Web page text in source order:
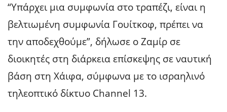
“Υπάρχει μια συμφωνία στο τραπέζι, είναι η
βελτιωμένη συμφωνία Γουίτκοφ, πρέπει να
την αποδεχθούμε”, δήλωσε ο Ζαμίρ σε
διοικητές στη διάρκεια επίσκεψης σε ναυτική
βάση στη Χάιφα, σύμφωνα με το ισραηλινό
τηλεοπτικό δίκτυο Channel 13.